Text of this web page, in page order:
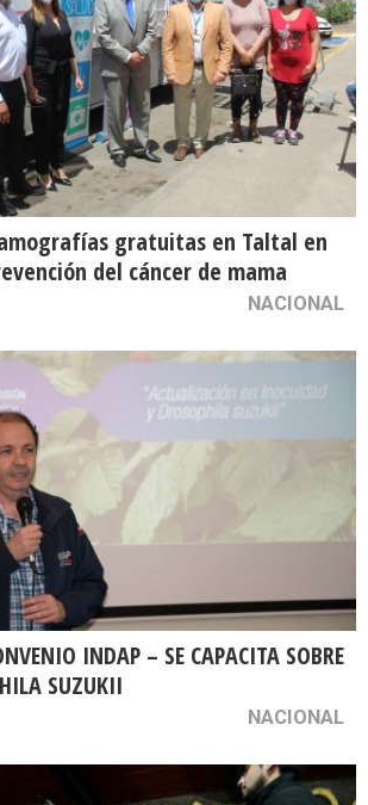
gratuitas en Taltal en
del cáncer de mama
NACIONAL
INDAP – SE CAPACITA SOBRE
SUZUKII
NACIONAL